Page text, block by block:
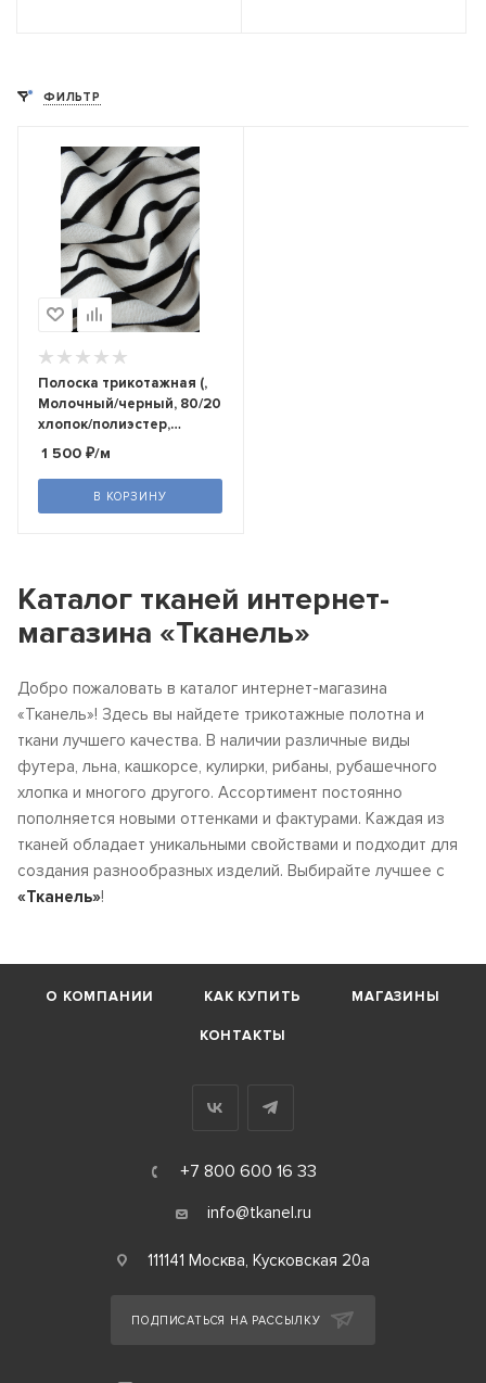
ФИЛЬТР
Полоска трикотажная (,
Молочный/черный, 80/20
хлопок/полиэстер,
компакт пенье, шир.210
1 500 ₽/м
В КОРЗИНУ
Каталог тканей интернет-
магазина «Тканель»
Добро пожаловать в каталог интернет-магазина
«Тканель»! Здесь вы найдете трикотажные полотна и
ткани лучшего качества. В наличии различные виды
футера, льна, кашкорсе, кулирки, рибаны, рубашечного
хлопка и многого другого. Ассортимент постоянно
пополняется новыми оттенками и фактурами. Каждая из
тканей обладает уникальными свойствами и подходит для
создания разнообразных изделий. Выбирайте лучшее с
«Тканель»!
О КОМПАНИИ КАК КУПИТЬ МАГАЗИНЫ
КОНТАКТЫ
+7 800 600 16 33
info@tkanel.ru
111141 Москва, Кусковская 20а
ПОДПИСАТЬСЯ НА РАССЫЛКУ